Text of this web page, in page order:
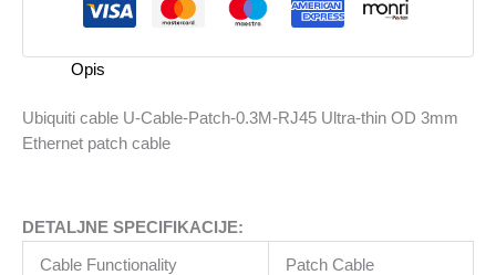
Ultra-
OD
3mm
Ethernet
količina
Opis
Ubiquiti cable U-Cable-Patch-0.3M-RJ45 Ultra-thin OD 3mm
Ethernet patch cable
DETALJNE SPECIFIKACIJE:
Cable Functionality Patch Cable